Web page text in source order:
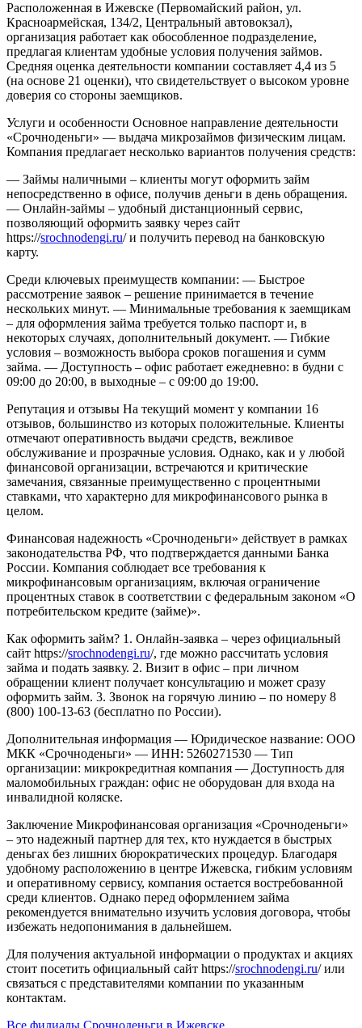
Расположенная в Ижевске (Первомайский район, ул.
Красноармейская, 134/2, Центральный автовокзал),
организация работает как обособленное подразделение,
предлагая клиентам удобные условия получения займов.
Средняя оценка деятельности компании составляет 4,4 из 5
(на основе 21 оценки), что свидетельствует о высоком уровне
доверия со стороны заемщиков.
Услуги и особенности Основное направление деятельности
«Срочноденьги» — выдача микрозаймов физическим лицам.
Компания предлагает несколько вариантов получения средств:
— Займы наличными – клиенты могут оформить займ
непосредственно в офисе, получив деньги в день обращения.
— Онлайн-займы – удобный дистанционный сервис,
позволяющий оформить заявку через сайт
https://srochnodengi.ru/ и получить перевод на банковскую
карту.
Среди ключевых преимуществ компании: — Быстрое
рассмотрение заявок – решение принимается в течение
нескольких минут. — Минимальные требования к заемщикам
– для оформления займа требуется только паспорт и, в
некоторых случаях, дополнительный документ. — Гибкие
условия – возможность выбора сроков погашения и сумм
займа. — Доступность – офис работает ежедневно: в будни с
09:00 до 20:00, в выходные – с 09:00 до 19:00.
Репутация и отзывы На текущий момент у компании 16
отзывов, большинство из которых положительные. Клиенты
отмечают оперативность выдачи средств, вежливое
обслуживание и прозрачные условия. Однако, как и у любой
финансовой организации, встречаются и критические
замечания, связанные преимущественно с процентными
ставками, что характерно для микрофинансового рынка в
целом.
Финансовая надежность «Срочноденьги» действует в рамках
законодательства РФ, что подтверждается данными Банка
России. Компания соблюдает все требования к
микрофинансовым организациям, включая ограничение
процентных ставок в соответствии с федеральным законом «О
потребительском кредите (займе)».
Как оформить займ? 1. Онлайн-заявка – через официальный
сайт https://srochnodengi.ru/, где можно рассчитать условия
займа и подать заявку. 2. Визит в офис – при личном
обращении клиент получает консультацию и может сразу
оформить займ. 3. Звонок на горячую линию – по номеру 8
(800) 100-13-63 (бесплатно по России).
Дополнительная информация — Юридическое название: ООО
МКК «Срочноденьги» — ИНН: 5260271530 — Тип
организации: микрокредитная компания — Доступность для
маломобильных граждан: офис не оборудован для входа на
инвалидной коляске.
Заключение Микрофинансовая организация «Срочноденьги»
– это надежный партнер для тех, кто нуждается в быстрых
деньгах без лишних бюрократических процедур. Благодаря
удобному расположению в центре Ижевска, гибким условиям
и оперативному сервису, компания остается востребованной
среди клиентов. Однако перед оформлением займа
рекомендуется внимательно изучить условия договора, чтобы
избежать недопонимания в дальнейшем.
Для получения актуальной информации о продуктах и акциях
стоит посетить официальный сайт https://srochnodengi.ru/ или
связаться с представителями компании по указанным
контактам.